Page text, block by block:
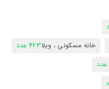
خانه مسکونی ، ویلا423 عدد